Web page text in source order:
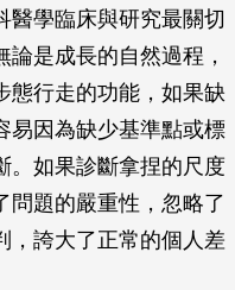
醫學臨床與研究最關切
是成長的自然過程，
態行走的功能，如果缺
易因為缺少基準點或標
。如果診斷拿捏的尺度
問題的嚴重性，忽略了
，誇大了正常的個人差